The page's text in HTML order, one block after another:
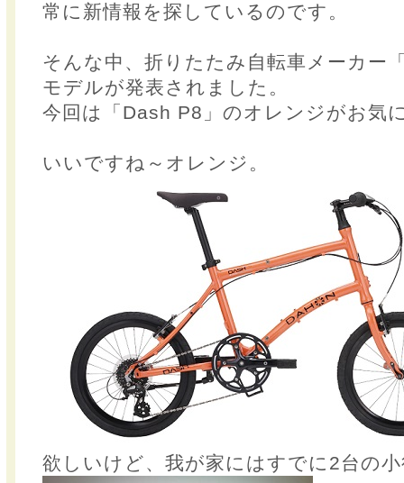
常に新情報を探しているのです。
そんな中、折りたたみ自転車メーカー
モデルが発表されました。
今回は「Dash P8」のオレンジがお気
いいですね～オレンジ。
欲しいけど、我が家にはすでに2台の